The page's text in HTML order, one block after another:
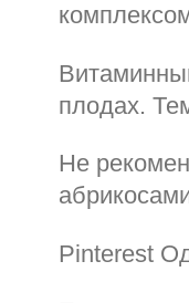
плодах.
Не
Pinterest